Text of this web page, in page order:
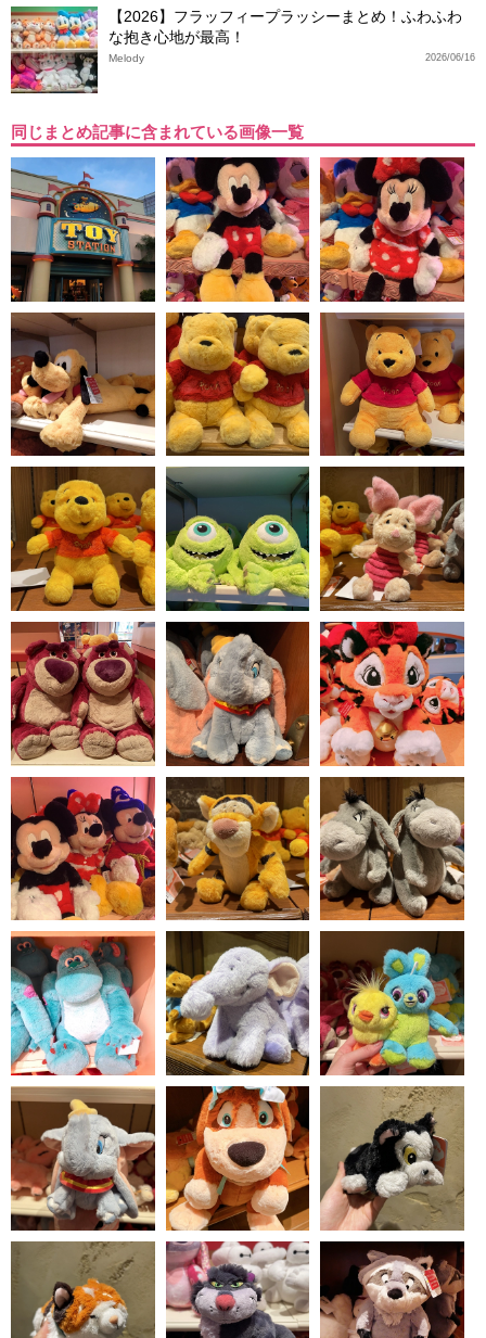
【2026】フラッフィープラッシーまとめ！ふわふわ
な抱き心地が最高！
2026/06/16
Melody
同じまとめ記事に含まれている画像一覧